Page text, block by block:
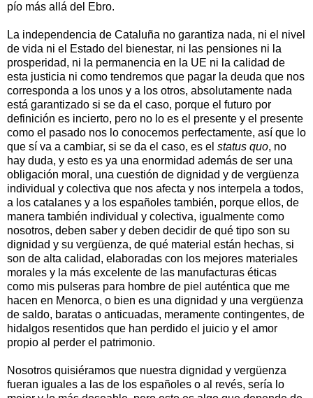
pío más allá del Ebro.
La independencia de Cataluña no garantiza nada, ni el nivel
de vida ni el Estado del bienestar, ni las pensiones ni la
prosperidad, ni la permanencia en la UE ni la calidad de
esta justicia ni como tendremos que pagar la deuda que nos
corresponda a los unos y a los otros, absolutamente nada
está garantizado si se da el caso, porque el futuro por
definición es incierto, pero no lo es el presente y el presente
como el pasado nos lo conocemos perfectamente, así que lo
que sí va a cambiar, si se da el caso, es el status quo, no
hay duda, y esto es ya una enormidad además de ser una
obligación moral, una cuestión de dignidad y de vergüenza
individual y colectiva que nos afecta y nos interpela a todos,
a los catalanes y a los españoles también, porque ellos, de
manera también individual y colectiva, igualmente como
nosotros, deben saber y deben decidir de qué tipo son su
dignidad y su vergüenza, de qué material están hechas, si
son de alta calidad, elaboradas con los mejores materiales
morales y la más excelente de las manufacturas éticas
como mis pulseras para hombre de piel auténtica que me
hacen en Menorca, o bien es una dignidad y una vergüenza
de saldo, baratas o anticuadas, meramente contingentes, de
hidalgos resentidos que han perdido el juicio y el amor
propio al perder el patrimonio.
Nosotros quisiéramos que nuestra dignidad y vergüenza
fueran iguales a las de los españoles o al revés, sería lo